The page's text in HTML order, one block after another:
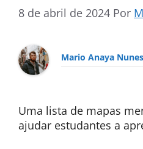
8 de abril de 2024 Por
Mario Anaya Nunes
Uma lista de mapas
ajudar estudantes a